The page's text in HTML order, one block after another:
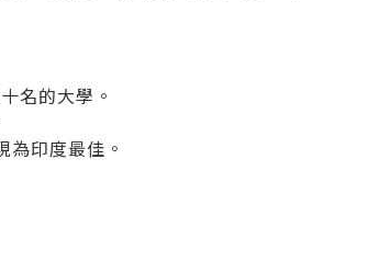
名的大學。
印度最佳。